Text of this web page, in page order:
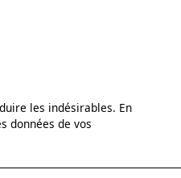
les indésirables. En
données de vos